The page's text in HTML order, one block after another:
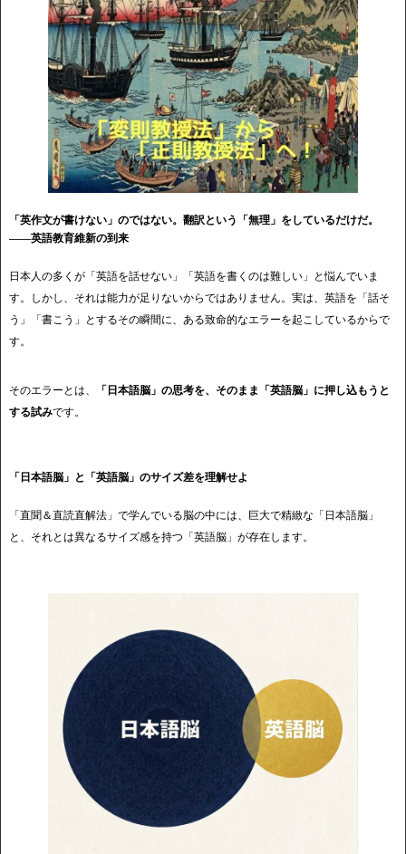
「英作文が書けない」のではない。翻訳という「無理」をしているだけだ。
――英語教育維新の到来
日本人の多くが「英語を話せない」「英語を書くのは難しい」と悩んでいま
す。しかし、それは能力が足りないからではありません。実は、英語を「話そ
う」「書こう」とするその瞬間に、ある致命的なエラーを起こしているからで
す。
そのエラーとは、
「日本語脳」の思考を、そのまま「英語脳」に押し込もうと
する試みです。
「日本語脳」と「英語脳」のサイズ差を理解せよ
「直聞＆直読直解法」で学んでいる脳の中には、巨大で精緻な「日本語脳」
と、それとは異なるサイズ感を持つ「英語脳」が存在します。